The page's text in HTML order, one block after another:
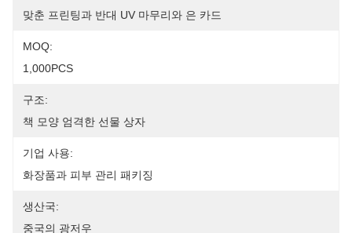
맞춘 프린팅과 반대 UV 마무리와 은 카드
MOQ:
1,000PCS
구조:
책 모양 엄격한 선물 상자
기업 사용:
화장품과 피부 관리 패키징
생산국:
중국의 광저우